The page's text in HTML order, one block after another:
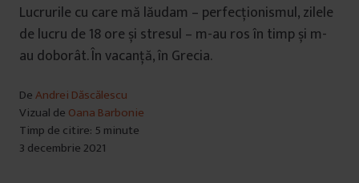
Lucrurile cu care mă lăudam – perfecționismul, zilele
de lucru de 18 ore și stresul – m-au ros în timp și m-
au doborât. În vacanță, în Grecia.
DeAndrei Dăscălescu
Vizual de Oana Barbonie
Timp de citire: 5 minute
3 decembrie 2021